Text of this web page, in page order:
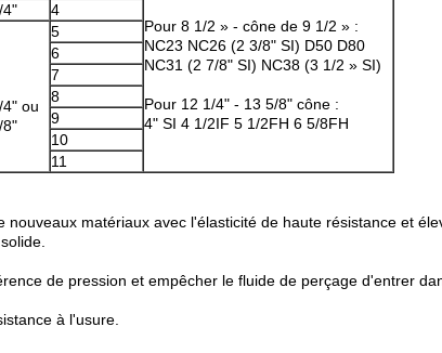
Pour 8 1/2 » - cône de 9 1/2 » :
NC23 NC26 (2 3/8" SI) D50 D80
NC31 (2 7/8" SI) NC38 (3 1/2 » SI)
Pour 12 1/4" - 13 5/8" cône :
4" SI 4 1/2IF 5 1/2FH 6 5/8FH
4"
4
ou
8"
5
6
7
8
9
10
11
matériaux avec l'élasticité de haute résistance et
de pression et empêcher le fluide de perçage d'entrer
à l'usure.